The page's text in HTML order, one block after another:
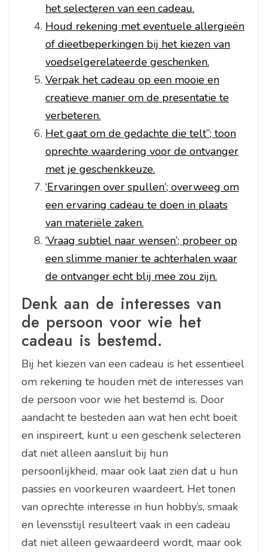
het selecteren van een cadeau.
Houd rekening met eventuele allergieën
of dieetbeperkingen bij het kiezen van
voedselgerelateerde geschenken.
Verpak het cadeau op een mooie en
creatieve manier om de presentatie te
verbeteren.
Het gaat om de gedachte die telt”; toon
oprechte waardering voor de ontvanger
met je geschenkkeuze.
‘Ervaringen over spullen’; overweeg om
een ervaring cadeau te doen in plaats
van materiële zaken.
‘Vraag subtiel naar wensen’; probeer op
een slimme manier te achterhalen waar
de ontvanger echt blij mee zou zijn.
Denk aan de interesses van
de persoon voor wie het
cadeau is bestemd.
Bij het kiezen van een cadeau is het essentieel
om rekening te houden met de interesses van
de persoon voor wie het bestemd is. Door
aandacht te besteden aan wat hen echt boeit
en inspireert, kunt u een geschenk selecteren
dat niet alleen aansluit bij hun
persoonlijkheid, maar ook laat zien dat u hun
passies en voorkeuren waardeert. Het tonen
van oprechte interesse in hun hobby’s, smaak
en levensstijl resulteert vaak in een cadeau
dat niet alleen gewaardeerd wordt, maar ook